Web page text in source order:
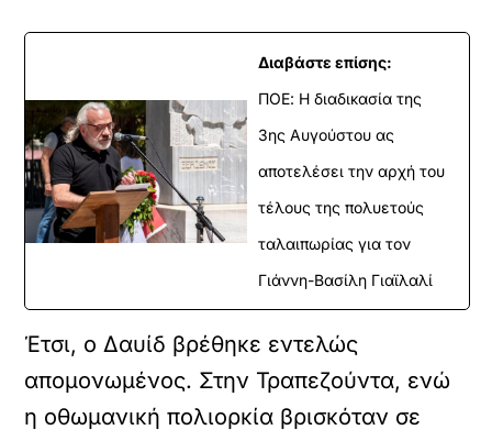
Διαβάστε επίσης:
ΠΟΕ: Η διαδικασία της
3ης Αυγούστου ας
αποτελέσει την αρχή του
τέλους της πολυετούς
ταλαιπωρίας για τον
Γιάννη-Βασίλη Γιαϊλαλί
Έτσι, ο Δαυίδ βρέθηκε εντελώς
απομονωμένος. Στην Τραπεζούντα, ενώ
η οθωμανική πολιορκία βρισκόταν σε